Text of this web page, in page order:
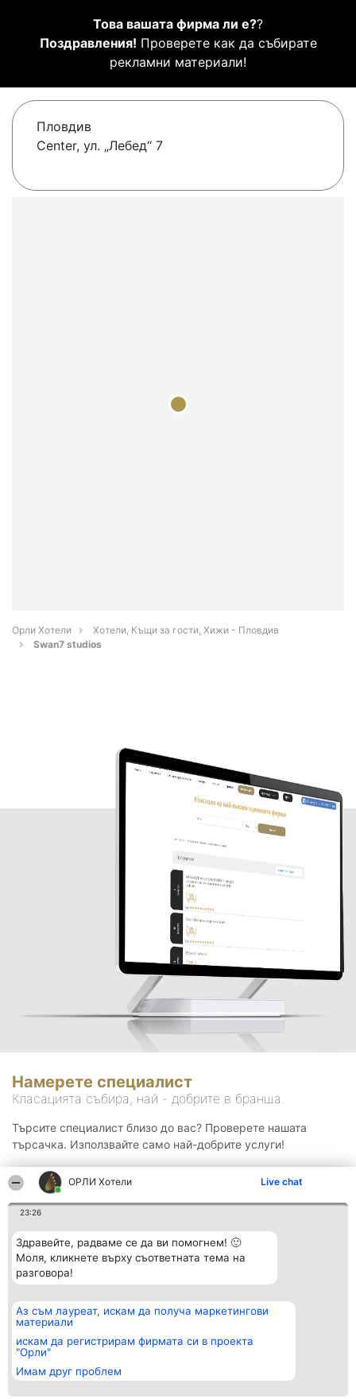
ОРЛИ Хотели Live chat
23:26
Здравейте, радваме се да ви помогнем! 🙂
Моля, кликнете върху съответната тема на
разговора!
Аз съм лауреат, искам да получа маркетингови
материали
искам да регистрирам фирмата си в проекта
"Орли"
Имам друг проблем
Това вашата фирма ли е??
Поздравления! Проверете как да събирате
рекламни материали!
Пловдив
Center, ул. „Лебед“ 7
Орли Хотели
Хотели, Къщи за гости, Хижи - Пловдив
Swan7 studios
Намерете специалист
Класацията събира, най - добрите в бранша.
Търсите специалист близо до вас? Проверете нашата
търсачка. Използвайте само най-добрите услуги!
Организатор на
класиране
BulevardulAleea Timișul De
Sus Nr. 2, Bl. A30, Sc. A, Et.
4, Ap. 13
București 53-238
Класация
всички
Статут/Устав
Контакти